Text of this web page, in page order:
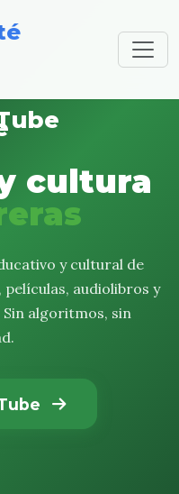
cultura
y cultural de
películas, audiolibros y
algoritmos, sin